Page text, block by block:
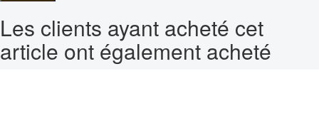
Les clients ayant acheté cet
article ont également acheté